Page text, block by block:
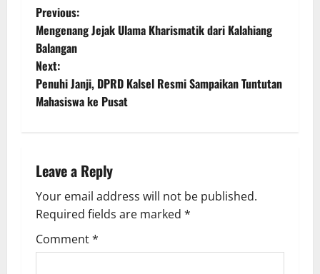
P
o
s
t
a
v
i
g
Previous:
Mengenang Jejak Ulama Kharismatik dari Kalahiang
Balangan
Next:
Penuhi Janji, DPRD Kalsel Resmi Sampaikan Tuntutan
Mahasiswa ke Pusat
Leave a Reply
Your email address will not be published.
Required fields are marked *
Comment*